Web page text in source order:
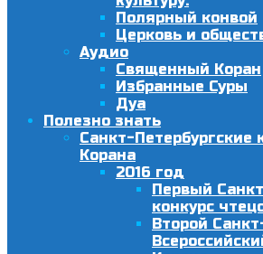
Полярный конвой
Церковь и
Аудио
Священный Коран
Избранные Суры
Дуа
Полезно знать
Санкт-Петербургские
Корана
2016 год
Первый
конкурс
Второй